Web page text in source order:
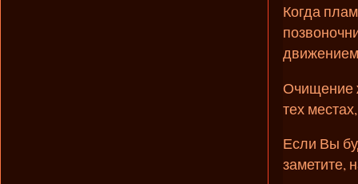
Когда
Очищение
тех
Если Вы
заметите,